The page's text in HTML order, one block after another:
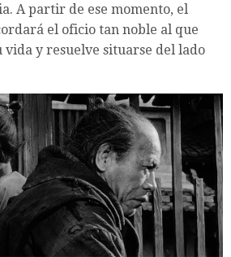
A partir de ese momento, el
el oficio tan noble al que
vida y resuelve situarse del lado